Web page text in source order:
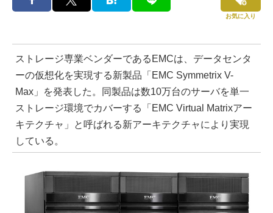
お気に入り
ストレージ専業ベンダーであるEMCは、データセンタ
ーの仮想化を実現する新製品「EMC Symmetrix V-
Max」を発表した。同製品は数10万台のサーバを単一
ストレージ環境でカバーする「EMC Virtual Matrixアー
キテクチャ」と呼ばれる新アーキテクチャにより実現
している。